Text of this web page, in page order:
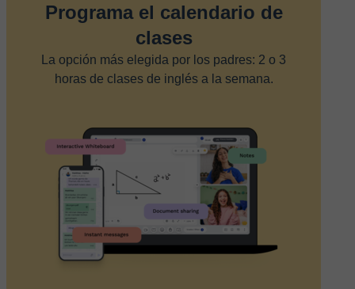
Programa el calendario de
clases
La opción más elegida por los padres: 2 o 3
horas de clases de inglés a la semana.